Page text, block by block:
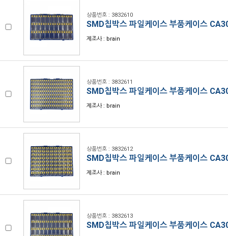
상품번호 : 3832610
SMD칩박스 파일케이스 부품케이스
제조사 : brain
상품번호 : 3832611
SMD칩박스 파일케이스 부품케이스
제조사 : brain
상품번호 : 3832612
SMD칩박스 파일케이스 부품케이스
제조사 : brain
상품번호 : 3832613
SMD칩박스 파일케이스 부품케이스